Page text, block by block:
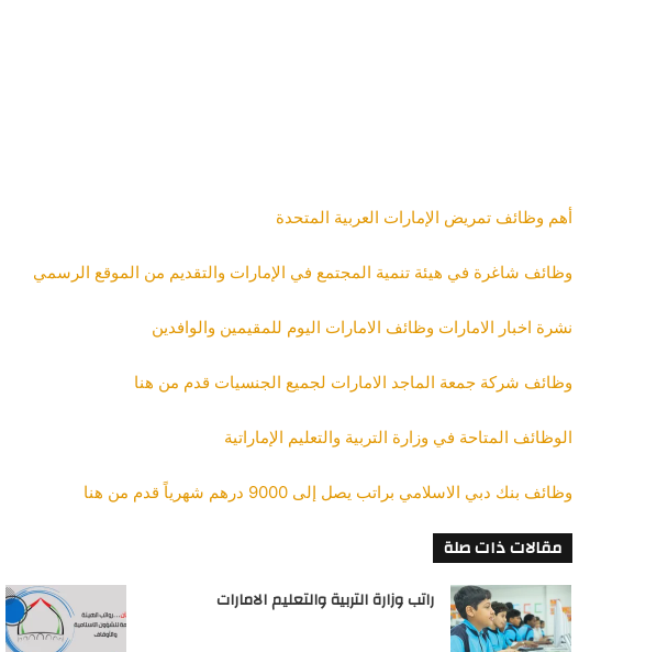
أهم وظائف تمريض الإمارات العربية المتحدة
وظائف شاغرة في هيئة تنمية المجتمع في الإمارات والتقديم من الموقع الرسمي
نشرة اخبار الامارات وظائف الامارات اليوم للمقيمين والوافدين
وظائف شركة جمعة الماجد الامارات لجميع الجنسيات قدم من هنا
الوظائف المتاحة في وزارة التربية والتعليم الإماراتية
وظائف بنك دبي الاسلامي براتب يصل إلى 9000 درهم شهرياً قدم من هنا
مقالات ذات صلة
راتب وزارة التربية والتعليم الامارات